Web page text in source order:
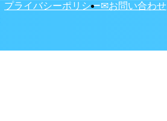
プライバシーポリシー✉お問い合わせ